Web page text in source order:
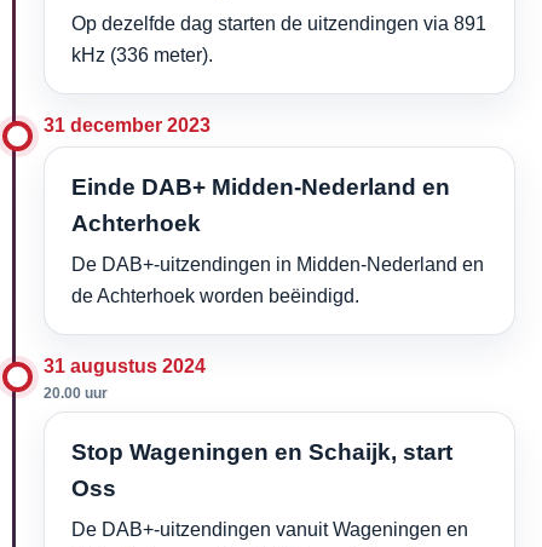
Op dezelfde dag starten de uitzendingen via 891
kHz (336 meter).
31 december 2023
Einde DAB+ Midden-Nederland en
Achterhoek
De DAB+-uitzendingen in Midden-Nederland en
de Achterhoek worden beëindigd.
31 augustus 2024
20.00 uur
Stop Wageningen en Schaijk, start
Oss
De DAB+-uitzendingen vanuit Wageningen en